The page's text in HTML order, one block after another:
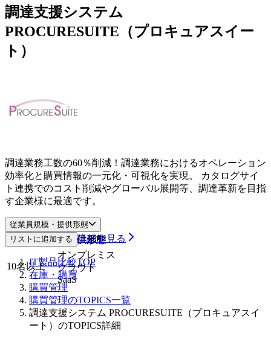
調達支援システム
PROCURESUITE（プロキュアスイー
ト）
調達業務工数の60％削減！調達業務におけるオペレーション
効率化と購買情報の一元化・可視化を実現。 カタログサイ
ト連携でのコスト削減やグローバル展開等、調達革新を目指
す企業様に最適です。
従業員規模・提供形態
従業員規模 提供形態
10名以上
オンプレミス
クラウド
SaaS
リストに追加する 詳細を見る
IT製品比較TOP
在庫・購買
購買管理
購買管理のTOPICS一覧
調達支援システム PROCURESUITE（プロキュアスイ
ート）のTOPICS詳細